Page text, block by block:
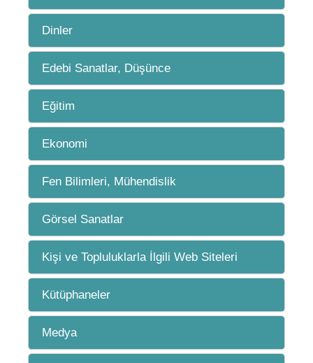
Dinler
Edebi Sanatlar, Düşünce
Eğitim
Ekonomi
Fen Bilimleri, Mühendislik
Görsel Sanatlar
Kişi ve Topluluklarla İlgili Web Siteleri
Kütüphaneler
Medya